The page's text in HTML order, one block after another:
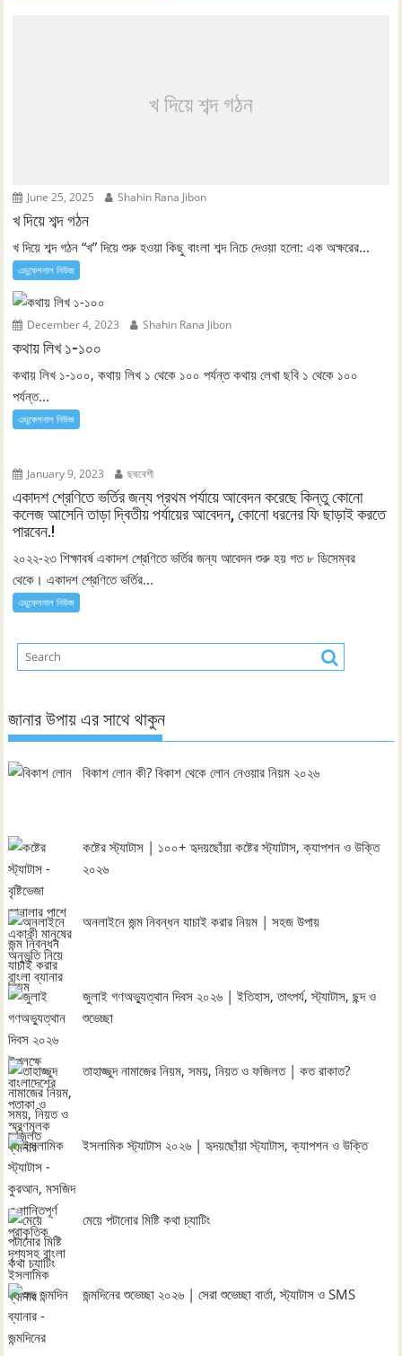
খ দিয়ে শব্দ গঠন
June 25, 2025 Shahin Rana Jibon
খ দিয়ে শব্দ গঠন
খ দিয়ে শব্দ গঠন “খ” দিয়ে শুরু হওয়া কিছু বাংলা শব্দ নিচে দেওয়া হলো: এক অক্ষরের...
এডুকেশনাল নিউজ
December 4, 2023 Shahin Rana Jibon
কথায় লিখ ১-১০০
কথায় লিখ ১-১০০, কথায় লিখ ১ থেকে ১০০ পর্যন্ত কথায় লেখা ছবি ১ থেকে ১০০
পর্যন্ত...
এডুকেশনাল নিউজ
January 9, 2023 ছদ্মবেশী
একাদশ শ্রেণিতে ভর্তির জন্য প্রথম পর্যায়ে আবেদন করেছে কিন্তু কোনো
কলেজ আসেনি তাড়া দ্বিতীয় পর্যায়ের আবেদন, কোনো ধরনের ফি ছাড়াই করতে
পারবেন.!
২০২২-২৩ শিক্ষাবর্ষ একাদশ শ্রেণিতে ভর্তির জন্য আবেদন শুরু হয় গত ৮ ডিসেম্বর
থেকে। একাদশ শ্রেণিতে ভর্তির...
এডুকেশনাল নিউজ
জানার উপায় এর সাথে থাকুন
বিকাশ লোন কী? বিকাশ থেকে লোন নেওয়ার নিয়ম ২০২৬
কষ্টের স্ট্যাটাস | ১০০+ হৃদয়ছোঁয়া কষ্টের স্ট্যাটাস, ক্যাপশন ও উক্তি
২০২৬
অনলাইনে জন্ম নিবন্ধন যাচাই করার নিয়ম | সহজ উপায়
জুলাই গণঅভ্যুত্থান দিবস ২০২৬ | ইতিহাস, তাৎপর্য, স্ট্যাটাস, ছন্দ ও
শুভেচ্ছা
তাহাজ্জুদ নামাজের নিয়ম, সময়, নিয়ত ও ফজিলত | কত রাকাত?
ইসলামিক স্ট্যাটাস ২০২৬ | হৃদয়ছোঁয়া স্ট্যাটাস, ক্যাপশন ও উক্তি
মেয়ে পটানোর মিষ্টি কথা চ্যাটিং
জন্মদিনের শুভেচ্ছা ২০২৬ | সেরা শুভেচ্ছা বার্তা, স্ট্যাটাস ও SMS